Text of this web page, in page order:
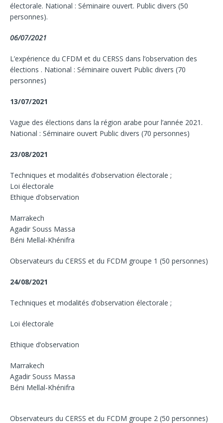
électorale. National : Séminaire ouvert. Public divers (50
personnes).
06/07/2021
L’expérience du CFDM et du CERSS dans l’observation des
élections . National : Séminaire ouvert Public divers (70
personnes)
13/07/2021
Vague des élections dans la région arabe pour l’année 2021.
National : Séminaire ouvert Public divers (70 personnes)
23/08/2021
Techniques et modalités d’observation électorale ;
Loi électorale
Ethique d’observation
Marrakech
Agadir Souss Massa
Béni Mellal-Khénifra
Observateurs du CERSS et du FCDM groupe 1 (50 personnes)
24/08/2021
Techniques et modalités d’observation électorale ;
Loi électorale
Ethique d’observation
Marrakech
Agadir Souss Massa
Béni Mellal-Khénifra
Observateurs du CERSS et du FCDM groupe 2 (50 personnes)